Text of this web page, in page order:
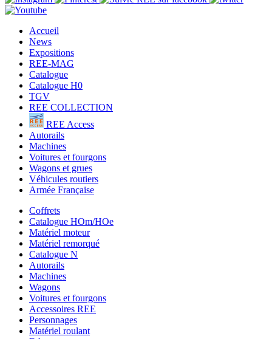
Accueil
News
Expositions
REE-MAG
Catalogue
Catalogue H0
TGV
REE COLLECTION
REE Access
Autorails
Machines
Voitures et fourgons
Wagons et grues
Véhicules routiers
Armée Française
Coffrets
Catalogue HOm/HOe
Matériel moteur
Matériel remorqué
Catalogue N
Autorails
Machines
Wagons
Voitures et fourgons
Accessoires REE
Personnages
Matériel roulant